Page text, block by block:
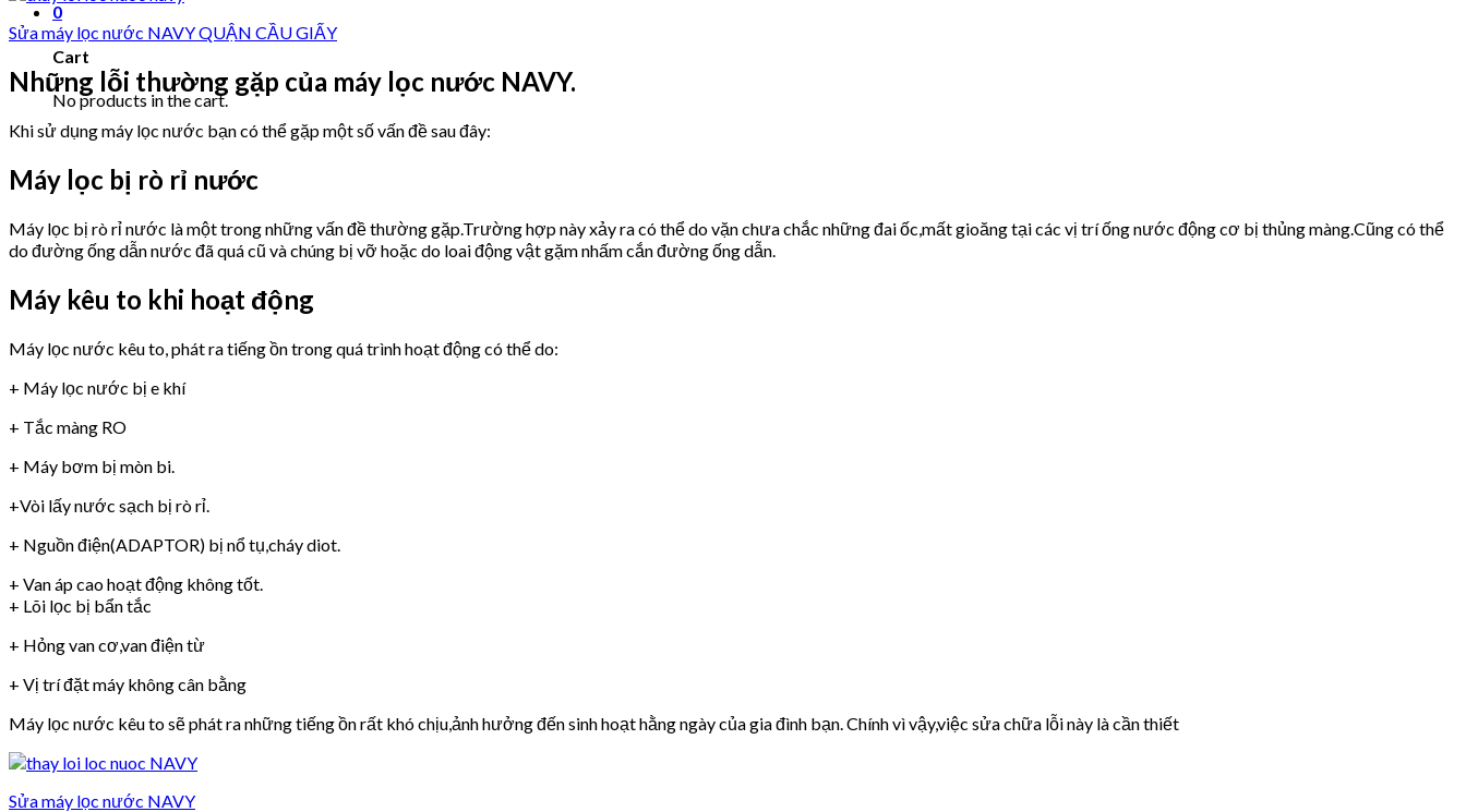
0
Cart
No products in the cart.
Sửa máy lọc nước NAVY QUẬN CẦU GIẤY
Những lỗi thường gặp của máy lọc nước NAVY.
Khi sử dụng máy lọc nước bạn có thể gặp một số vấn đề sau đây:
Máy lọc bị rò rỉ nước
Máy lọc bị rò rỉ nước là một trong những vấn đề thường gặp.Trường hợp này xảy ra có thể do vặn chưa chắc những đai ốc,mất gioăng tại các vị trí ống nước động cơ bị thủng màng.Cũng có thể
do đường ống dẫn nước đã quá cũ và chúng bị vỡ hoặc do loai động vật gặm nhấm cắn đường ống dẫn.
Máy kêu to khi hoạt động
Máy lọc nước kêu to, phát ra tiếng ồn trong quá trình hoạt động có thể do:
+ Máy lọc nước bị e khí
+ Tắc màng RO
+ Máy bơm bị mòn bi.
+Vòi lấy nước sạch bị rò rỉ.
+ Nguồn điện(ADAPTOR) bị nổ tụ,cháy diot.
+ Van áp cao hoạt động không tốt.
+ Lõi lọc bị bẩn tắc
+ Hỏng van cơ,van điện từ
+ Vị trí đặt máy không cân bằng
Máy lọc nước kêu to sẽ phát ra những tiếng ồn rất khó chịu,ảnh hưởng đến sinh hoạt hằng ngày của gia đình bạn. Chính vì vậy,việc sửa chữa lỗi này là cần thiết
Sửa máy lọc nước NAVY